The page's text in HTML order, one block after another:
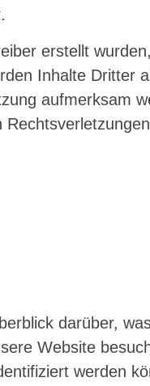
erstellt
Inhalte Dritter
aufmerksam
darüber,
Website
werden